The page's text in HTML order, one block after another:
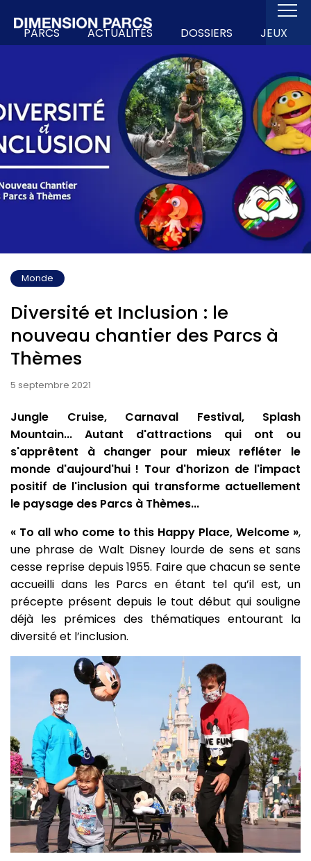
PARCS ACTUALITÉS DOSSIERS JEUX
Monde
Diversité et Inclusion : le
nouveau chantier des Parcs à
Thèmes
5 septembre 2021
Jungle Cruise, Carnaval Festival, Splash
Mountain... Autant d'attractions qui ont ou
s'apprêtent à changer pour mieux refléter le
monde d'aujourd'hui ! Tour d'horizon de l'impact
positif de l'inclusion qui transforme actuellement
le paysage des Parcs à Thèmes...
« To all who come to this Happy Place, Welcome »,
une phrase de Walt Disney lourde de sens et sans
cesse reprise depuis 1955. Faire que chacun se sente
accueilli dans les Parcs en étant tel qu’il est, un
précepte présent depuis le tout début qui souligne
déjà les prémices des thématiques entourant la
diversité et l’inclusion.